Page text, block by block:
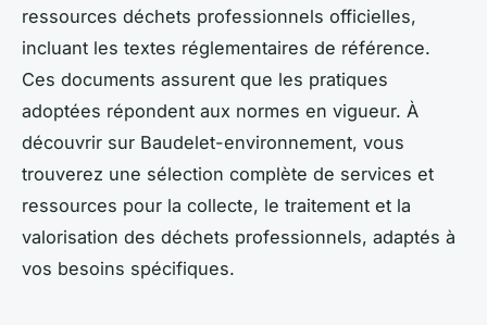
ressources déchets professionnels officielles,
incluant les textes réglementaires de référence.
Ces documents assurent que les pratiques
adoptées répondent aux normes en vigueur. À
découvrir sur Baudelet-environnement, vous
trouverez une sélection complète de services et
ressources pour la collecte, le traitement et la
valorisation des déchets professionnels, adaptés à
vos besoins spécifiques.